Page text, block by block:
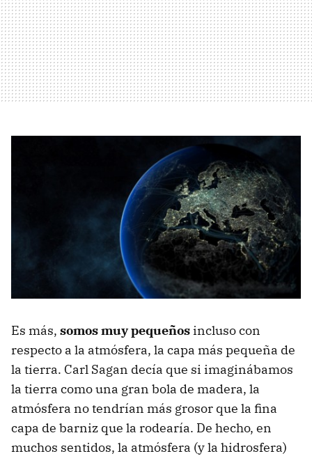
Es más, somos muy pequeños incluso con
respecto a la atmósfera, la capa más pequeña de
la tierra. Carl Sagan decía que si imaginábamos
la tierra como una gran bola de madera, la
atmósfera no tendrían más grosor que la fina
capa de barniz que la rodearía. De hecho, en
muchos sentidos, la atmósfera (y la hidrosfera)